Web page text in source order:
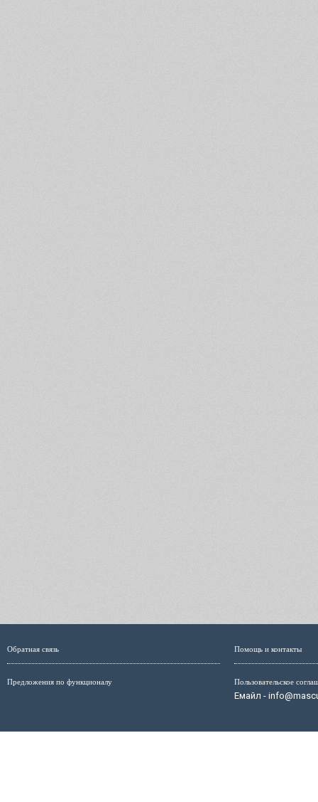
Обратная связь
Предложения по функционалу
Помощь и контакты
Пользовательское
Емайл -